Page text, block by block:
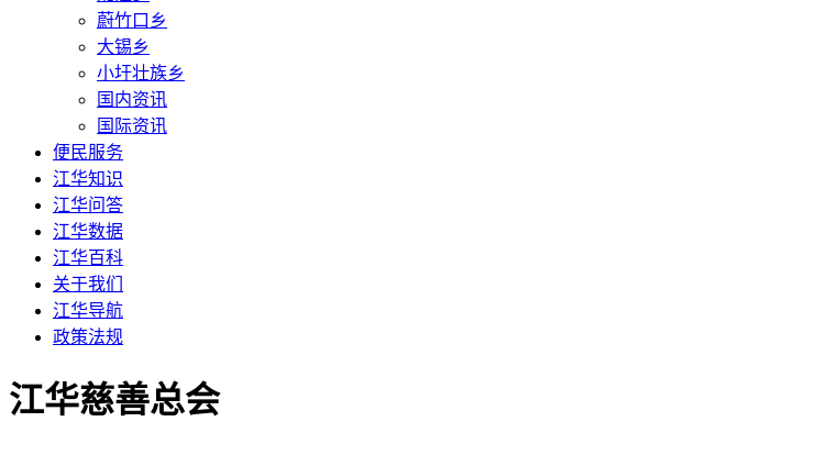
蔚竹口乡
大锡乡
小圩壮族乡
国内资讯
国际资讯
便民服务
江华知识
江华问答
江华数据
江华百科
关于我们
江华导航
政策法规
江华慈善总会